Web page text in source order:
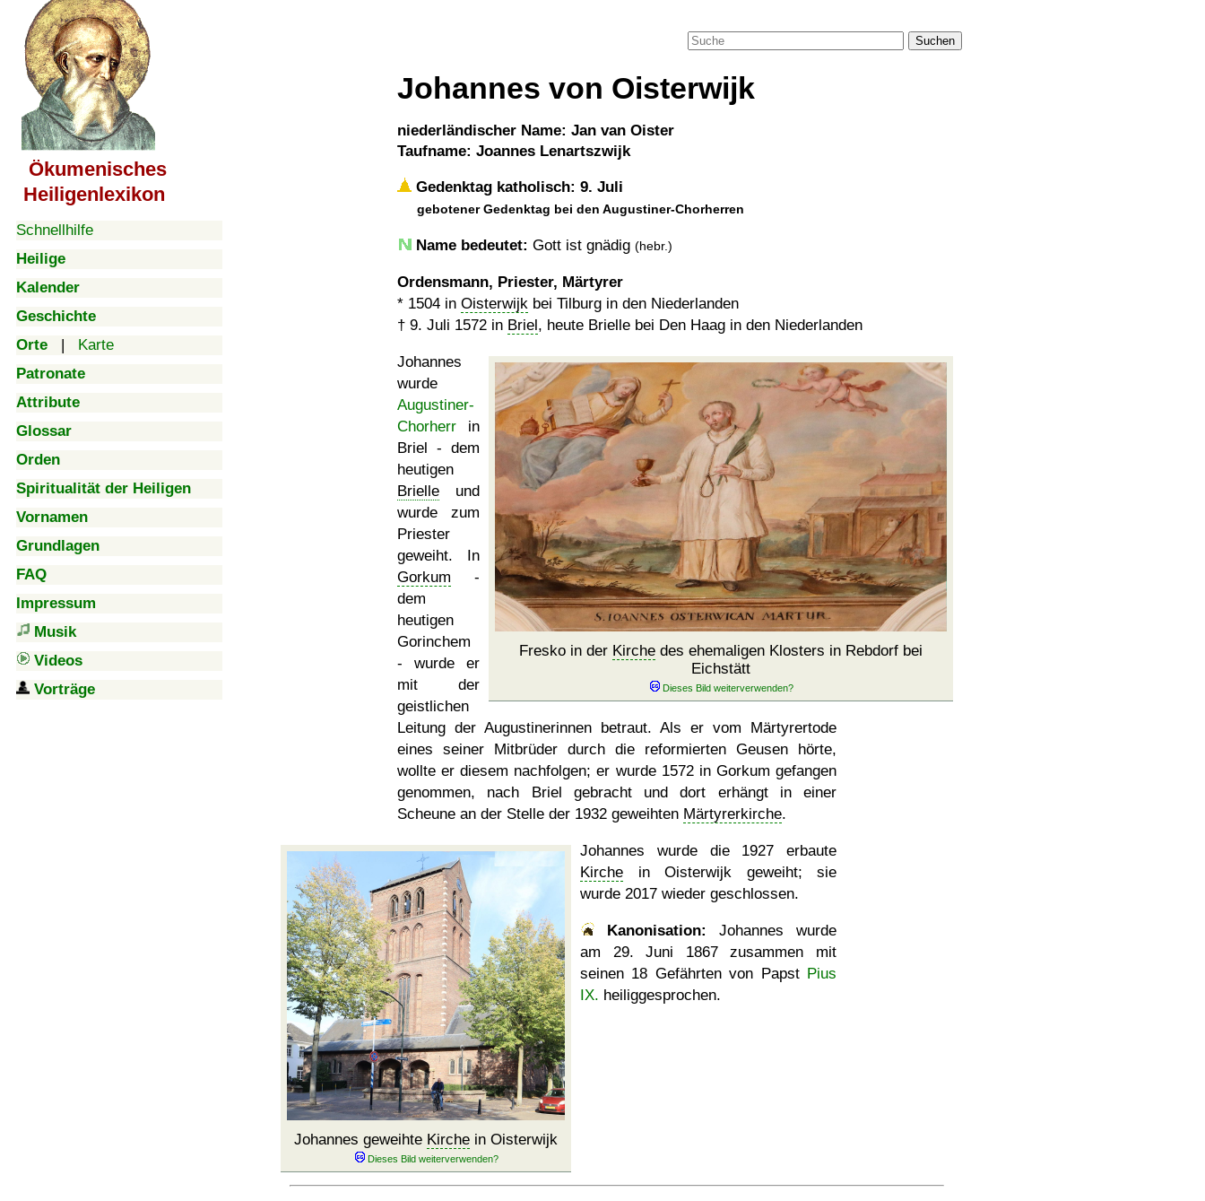
Ökumenisches
Heiligenlexikon
Schnellhilfe
Heilige
Kalender
Geschichte
Orte | Karte
Patronate
Attribute
Glossar
Orden
Spiritualität der Heiligen
Vornamen
Grundlagen
FAQ
Impressum
Musik
Videos
Vorträge
Suchen
Johannes von Oisterwijk
niederländischer Name: Jan van Oister
Taufname: Joannes Lenartszwijk
Gedenktag katholisch: 9. Juli
gebotener Gedenktag bei den Augustiner-Chorherren
Name bedeutet: Gott ist gnädig (hebr.)
Ordensmann, Priester, Märtyrer
* 1504 in Oisterwijk bei Tilburg in den Niederlanden
† 9. Juli 1572 in Briel, heute Brielle bei Den Haag in den Niederlanden
Fresko in der Kirche des ehemaligen Klosters in Rebdorf bei
Eichstätt
Johannes
wurde
Augustiner-
Chorherr in
Briel - dem
heutigen
Brielle und
wurde zum
Priester
geweiht. In
Gorkum -
dem
heutigen
Gorinchem
- wurde er
mit der
geistlichen
Leitung der Augustinerinnen betraut. Als er vom Märtyrertode
eines seiner Mitbrüder durch die reformierten Geusen hörte,
wollte er diesem nachfolgen; er wurde 1572 in Gorkum gefangen
genommen, nach Briel gebracht und dort erhängt in einer
Scheune an der Stelle der 1932 geweihten Märtyrerkirche.
Johannes geweihte Kirche in Oisterwijk
Johannes wurde die 1927 erbaute
Kirche in Oisterwijk geweiht; sie
wurde 2017 wieder geschlossen.
Kanonisation:
Johannes wurde
am 29. Juni 1867zusammen mit
seinen 18 Gefährten von Papst Pius
IX. heiliggesprochen.